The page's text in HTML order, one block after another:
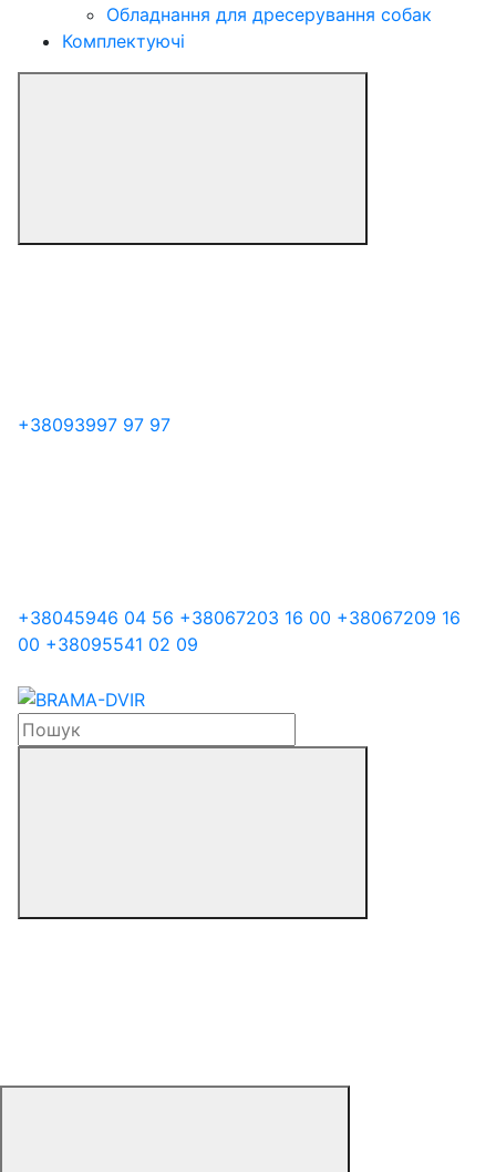
Обладнання для дресерування собак
Комплектуючі
+38093997 97 97
+38045946 04 56 +38067203 16 00 +38067209 16
00 +38095541 02 09